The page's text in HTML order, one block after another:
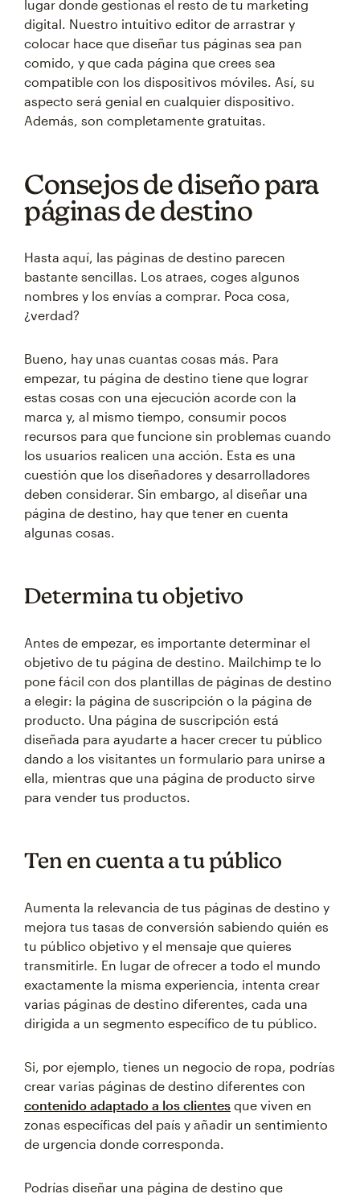
lugar donde gestionas el resto de tu marketing
digital. Nuestro intuitivo editor de arrastrar y
colocar hace que diseñar tus páginas sea pan
comido, y que cada página que crees sea
compatible con los dispositivos móviles. Así, su
aspecto será genial en cualquier dispositivo.
Además, son completamente gratuitas.
Consejos de diseño para
páginas de destino
Hasta aquí, las páginas de destino parecen
bastante sencillas. Los atraes, coges algunos
nombres y los envías a comprar. Poca cosa,
¿verdad?
Bueno, hay unas cuantas cosas más. Para
empezar, tu página de destino tiene que lograr
estas cosas con una ejecución acorde con la
marca y, al mismo tiempo, consumir pocos
recursos para que funcione sin problemas cuando
los usuarios realicen una acción. Esta es una
cuestión que los diseñadores y desarrolladores
deben considerar. Sin embargo, al diseñar una
página de destino, hay que tener en cuenta
algunas cosas.
Determina tu objetivo
Antes de empezar, es importante determinar el
objetivo de tu página de destino. Mailchimp te lo
pone fácil con dos plantillas de páginas de destino
a elegir: la página de suscripción o la página de
producto. Una página de suscripción está
diseñada para ayudarte a hacer crecer tu público
dando a los visitantes un formulario para unirse a
ella, mientras que una página de producto sirve
para vender tus productos.
Ten en cuenta a tu público
Aumenta la relevancia de tus páginas de destino y
mejora tus tasas de conversión sabiendo quién es
tu público objetivo y el mensaje que quieres
transmitirle. En lugar de ofrecer a todo el mundo
exactamente la misma experiencia, intenta crear
varias páginas de destino diferentes, cada una
dirigida a un segmento específico de tu público.
Si, por ejemplo, tienes un negocio de ropa, podrías
crear varias páginas de destino diferentes con
contenido adaptado a los clientes que viven en
zonas específicas del país y añadir un sentimiento
de urgencia donde corresponda.
Podrías diseñar una página de destino que